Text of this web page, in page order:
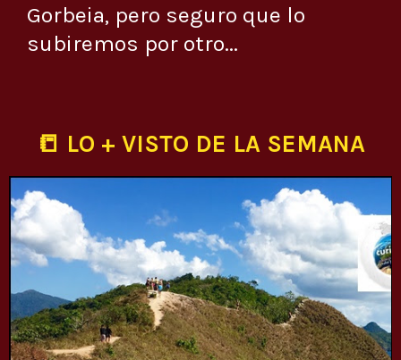
Gorbeia, pero seguro que lo
subiremos por otro...
📒 LO + VISTO DE LA SEMANA